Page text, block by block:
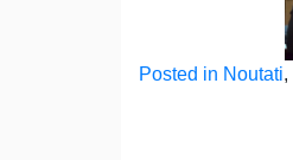
Posted in Noutati,